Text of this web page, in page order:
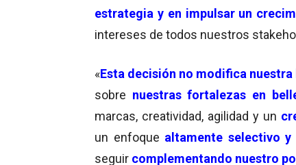
estrategia y en impulsar un
intereses de todos nuestros
«Esta decisión no modifica
sobre nuestras fortalezas en
marcas, creatividad, agilidad y un
un enfoque altamente selectivo
seguir complementando nuestro